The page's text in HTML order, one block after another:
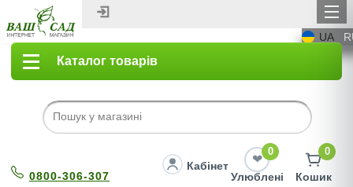
UA
Каталог товарів
0800-306-307
Кабінет
0
Улюблені
0
Кошик